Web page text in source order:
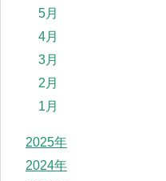
5月
4月
3月
2月
1月
2025年
2024年